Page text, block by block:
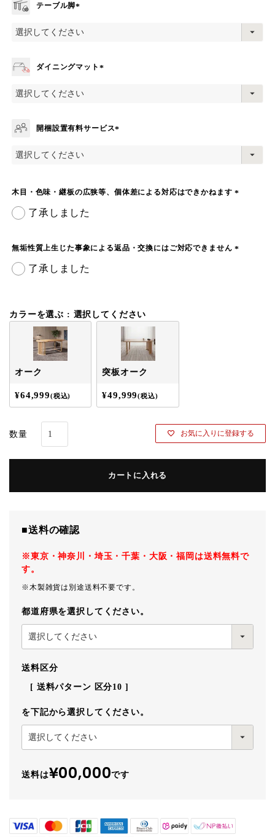
テーブル脚
必
ダイニングマット
開梱設置有料サービス
木目・色味・継板の広狭等、個体差による対応はできかねます
了承しました
無垢性質上生じた事象による返品・交換にはご対応できません
了承しました
カラーを選ぶ 選択してください
オーク
¥64,999 税込
突板オーク
¥49,999 税込
お気に入りに登録する
カートに入れる
■送料の確認
※東京・神奈川・埼玉・千葉・大阪・福岡は送料無料で
す。
※木製雑貨は別途送料不要です。
都道府県を選択してください。
送料区分
送料パターン 区分10
を下記から選択してください。
送料は¥00,000です